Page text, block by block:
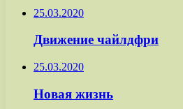
25.03.2020
Движение чайлдфри
25.03.2020
Новая жизнь